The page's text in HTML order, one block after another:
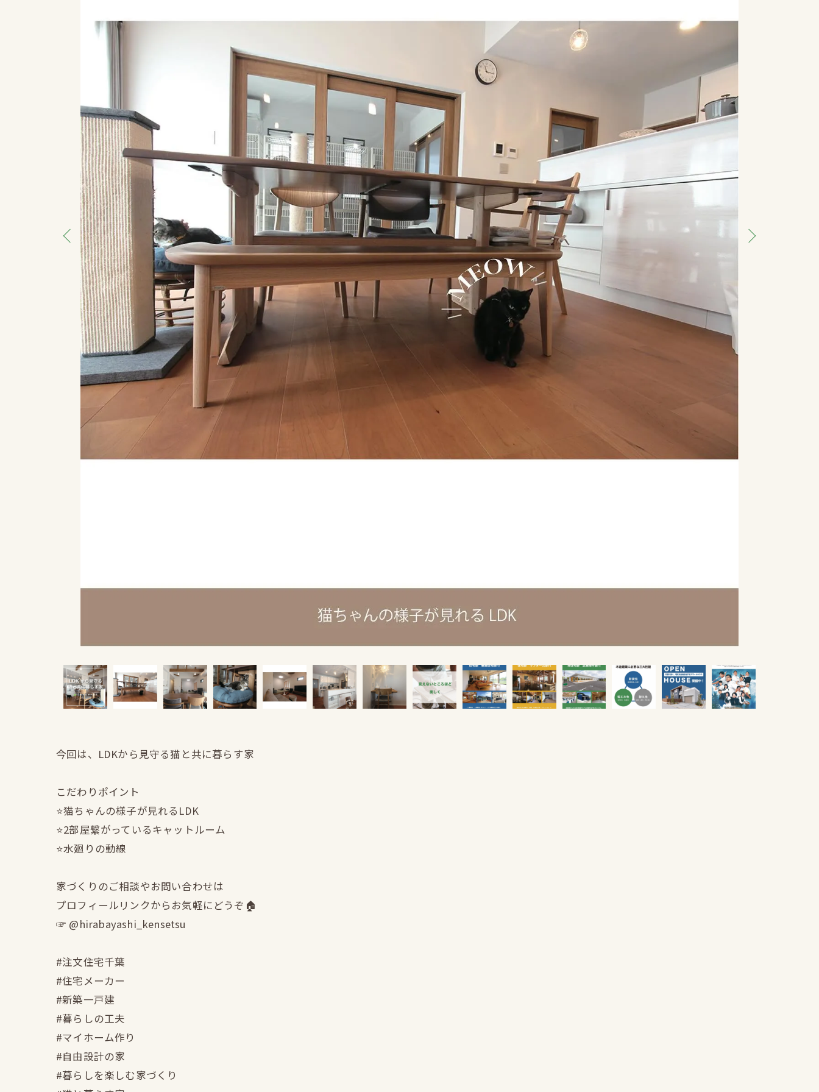
今回は、LDKから見守る猫と共に暮らす家
こだわりポイント
⭐️猫ちゃんの様子が見れるLDK
⭐️2部屋繋がっているキャットルーム
⭐️水廻りの動線
家づくりのご相談やお問い合わせは
プロフィールリンクからお気軽にどうぞ🏠
☞ @hirabayashi_kensetsu
#注文住宅千葉
#住宅メーカー
#新築一戸建
#暮らしの工夫
#マイホーム作り
#自由設計の家
#暮らしを楽しむ家づくり